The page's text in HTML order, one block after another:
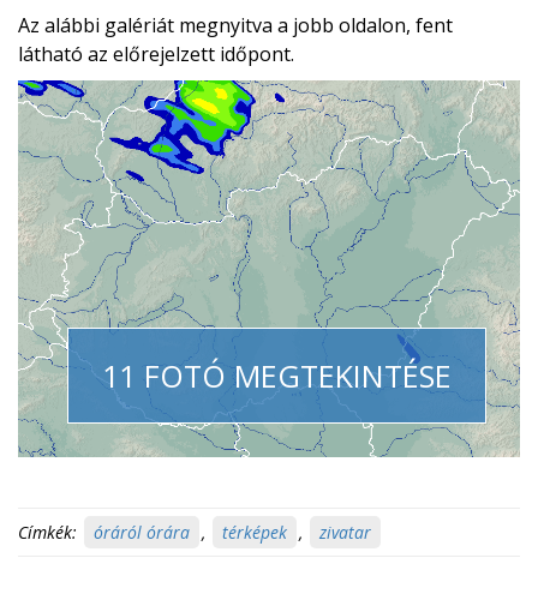
Az alábbi galériát megnyitva a jobb oldalon, fent
látható az előrejelzett időpont.
11 FOTÓ MEGTEKINTÉSE
Címkék: óráról órára , térképek , zivatar